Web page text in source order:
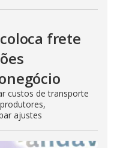
frete
custos de transporte
ajustes